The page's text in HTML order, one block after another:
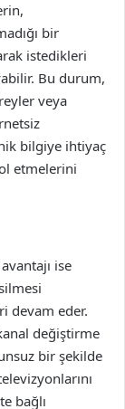
bir
istedikleri
Bu durum,
veya
bilgiye ihtiyaç
etmelerini
ise
devam eder.
değiştirme
bir şekilde
bağlı